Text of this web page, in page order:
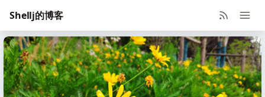
Shellj的博客